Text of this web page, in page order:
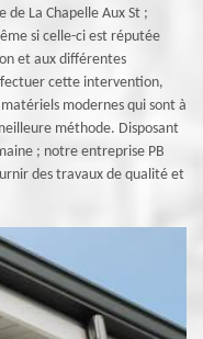
de La Chapelle Aux St ;
si celle-ci est réputée
et aux différentes
cette intervention,
modernes qui sont à
méthode. Disposant
; notre entreprise PB
des travaux de qualité et